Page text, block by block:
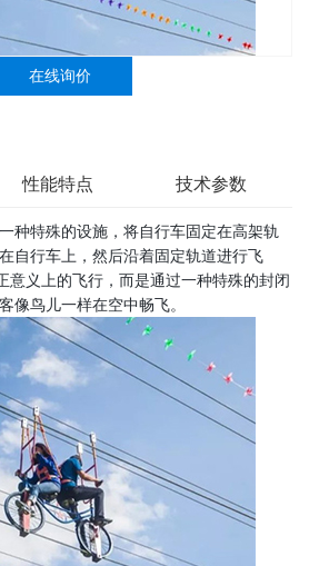
在线询价
性能特点 技术参数
种特殊的设施，将自行车固定在高架轨
自行车上，然后沿着固定轨道进行飞
意义上的飞行，而是通过一种特殊的封闭
像鸟儿一样在空中畅飞。